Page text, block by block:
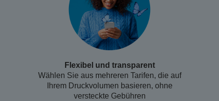
Flexibel und transparent
Wählen Sie aus mehreren Tarifen, die auf
Ihrem Druckvolumen basieren, ohne
versteckte Gebühren